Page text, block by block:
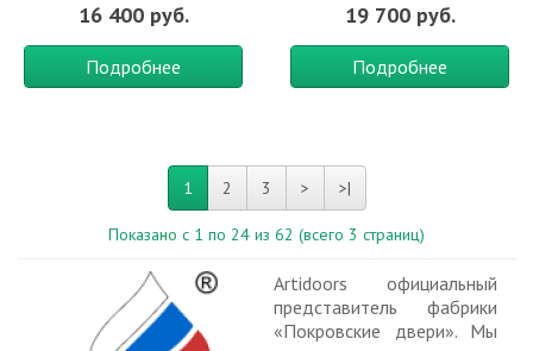
16 400 руб.
Подробнее
19 700 руб.
Подробнее
1 2 3 > >|
Показано с 1 по 24 из 62 (всего 3 страниц)
Artidoors официальный
представитель фабрики
«Покровские двери». Мы